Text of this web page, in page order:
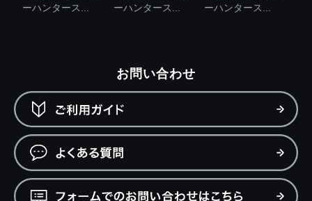
ーハンタース...
ーハンタース...
ーハンタース...
お問い合わせ